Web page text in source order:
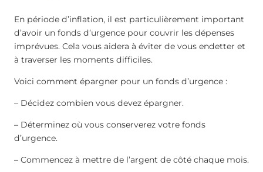
En période d’inflation, il est particulièrement important
d’avoir un fonds d’urgence pour couvrir les dépenses
imprévues. Cela vous aidera à éviter de vous endetter et
à traverser les moments difficiles.
Voici comment épargner pour un fonds d’urgence :
– Décidez combien vous devez épargner.
– Déterminez où vous conserverez votre fonds
d’urgence.
– Commencez à mettre de l’argent de côté chaque mois.